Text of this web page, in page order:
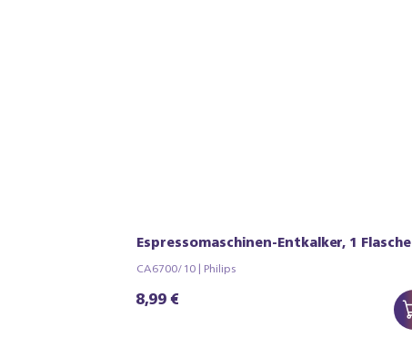
Espressomaschinen-Entkalker, 1 Flasche
CA6700/10 | Philips
8,99 €